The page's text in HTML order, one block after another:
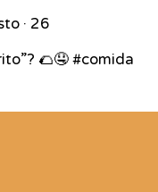
· 26
🌮🤤 #comida